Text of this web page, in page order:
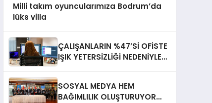
Milli takım oyuncularımıza Bodrum’da
lüks villa
ÇALIŞANLARIN %47’Sİ OFİSTE
IŞIK YETERSİZLİĞİ NEDENİYLE
SOSYAL MEDYA HEM
BAĞIMLILIK OLUŞTURUYOR